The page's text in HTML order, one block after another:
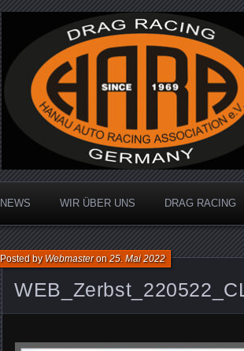
Hanau Auto
Dragracing auf der 1/4 Meile
NEWS WIR ÜBER UNS DRAG RACING
Posted byWebmasteron25. Mai 2022